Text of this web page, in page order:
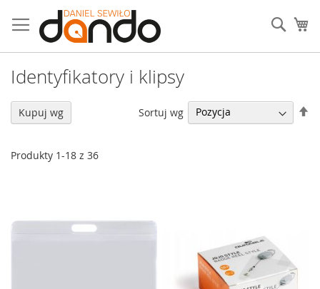
do
treści
Identyfikatory i klipsy
Produkty 1-18 z 36
Sortuj wg
Kupuj wg